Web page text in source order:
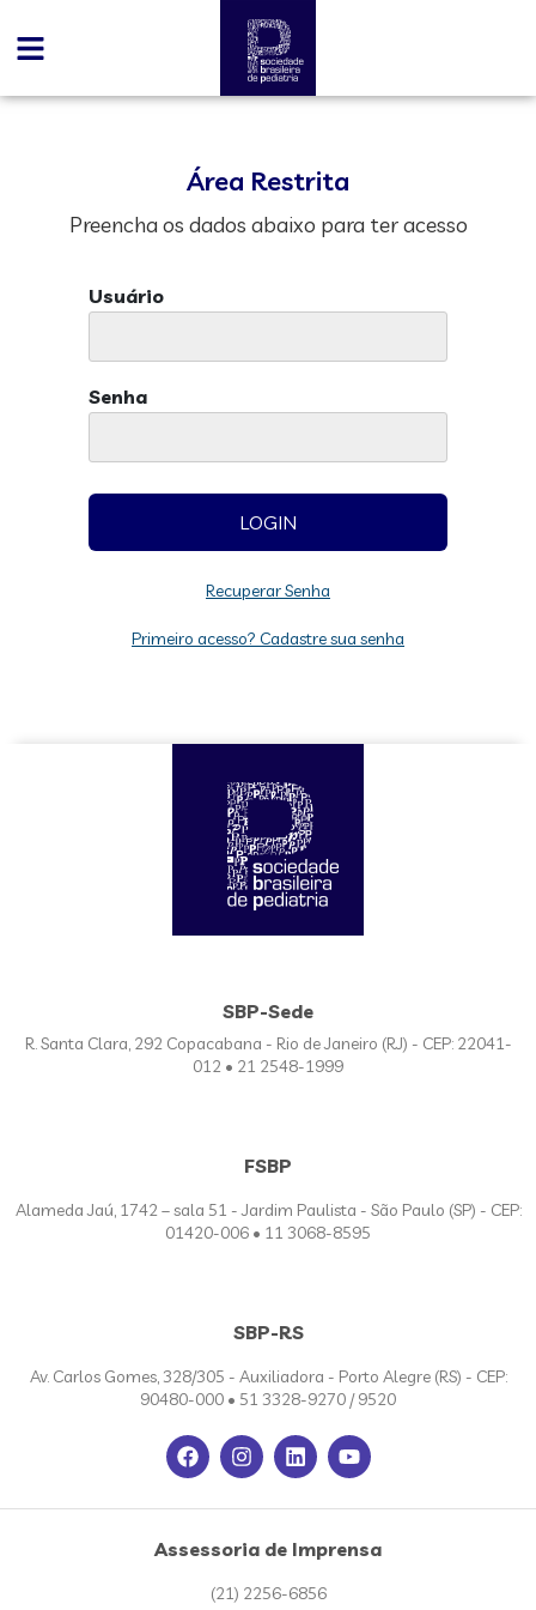
Área Restrita
Preencha os dados abaixo para ter acesso
Usuário
Senha
Recuperar Senha
Primeiro acesso? Cadastre sua senha
SBP-Sede
R. Santa Clara, 292 Copacabana - Rio de Janeiro (RJ) - CEP: 22041-
012 • 21 2548-1999
FSBP
Alameda Jaú, 1742 – sala 51 - Jardim Paulista - São Paulo (SP) - CEP:
01420-006 • 11 3068-8595
SBP-RS
Av. Carlos Gomes, 328/305 - Auxiliadora - Porto Alegre (RS) - CEP:
90480-000 • 51 3328-9270 / 9520
Assessoria de Imprensa
(21) 2256-6856